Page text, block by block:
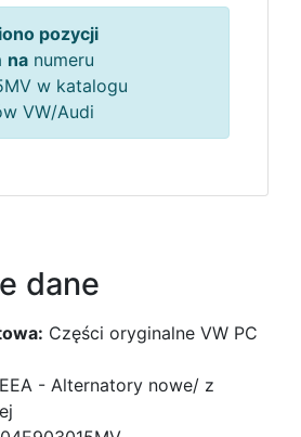
pozycji
na numeru
w katalogu
VW/Audi
dane
Części oryginalne VW PC
EEA - Alternatory nowe/ z